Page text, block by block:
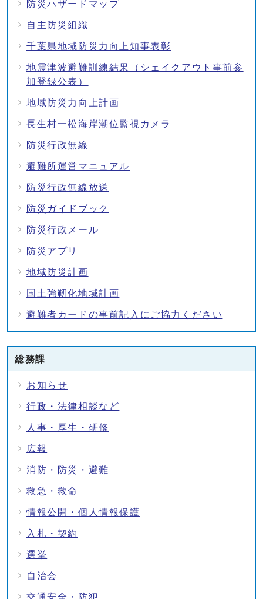
防災ハザードマップ
自主防災組織
千葉県地域防災力向上知事表彰
地震津波避難訓練結果（シェイクアウト事前参
加登録公表）
地域防災力向上計画
長生村一松海岸潮位監視カメラ
防災行政無線
避難所運営マニュアル
防災行政無線放送
防災ガイドブック
防災行政メール
防災アプリ
地域防災計画
国土強靭化地域計画
避難者カードの事前記入にご協力ください
総務課
お知らせ
行政・法律相談など
人事・厚生・研修
広報
消防・防災・避難
救急・救命
情報公開・個人情報保護
入札・契約
選挙
自治会
交通安全・防犯